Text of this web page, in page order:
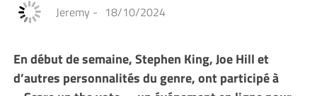
Jeremy - 18/10/2024
En début de semaine, Stephen King, Joe Hill et
d’autres personnalités du genre, ont participé à